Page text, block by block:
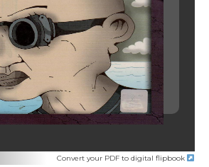
Convert your PDF to digital flipbook